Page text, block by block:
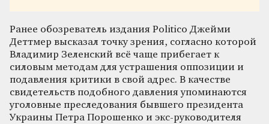
Ранее обозреватель издания Politico Джейми
Деттмер высказал точку зрения, согласно которой
Владимир Зеленский всё чаще прибегает к
силовым методам для устрашения оппозиции и
подавления критики в свой адрес. В качестве
свидетельств подобного давления упоминаются
уголовные преследования бывшего президента
Украины Петра Порошенко и экс-руководителя